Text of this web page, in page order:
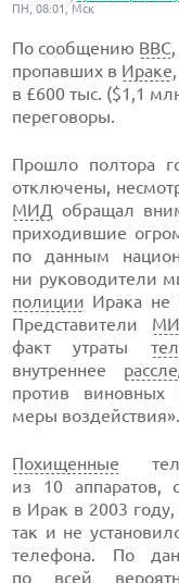
ПН, 08:01, Мск
По сообщению BBC
пропавших в Ираке
в £600 тыс. ($1,1
переговоры.
Прошло полтора
отключены,
МИД
обращал
приходившие
по данным
ни руководители
полиции Ирака не
Представители
факт утраты
внутреннее
против виновных
меры воздействия».
Похищенные
из 10 аппаратов,
в Ирак в 2003
так и не
телефона. По
по всей